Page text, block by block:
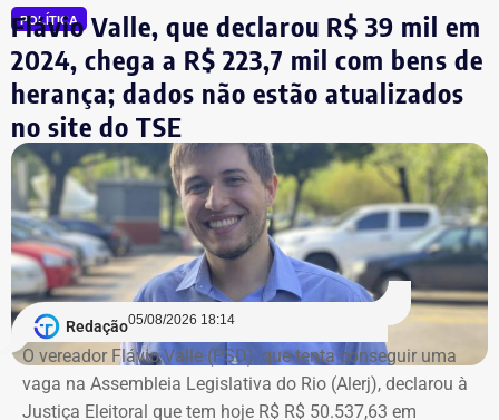
em bens, relativos a um apartamento.
Bens declarados por André Marinho (Novo) à Justiça Eleitoral — Foto:
Reprodução/Divulgacand
POLÍTICA
Flávio Valle, que declarou R$ 39 mil em
2024, chega a R$ 223,7 mil com bens de
herança; dados não estão atualizados
no site do TSE
Redação05/08/2026 18:14
O vereador Flávio Valle (PSD), que tenta conseguir uma
vaga na Assembleia Legislativa do Rio (Alerj), declarou à
Justiça Eleitoral que tem hoje R$ R$ 50.537,63 em